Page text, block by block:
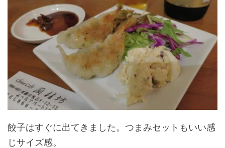
餃子はすぐに出てきました。つまみセットもいい感
じサイズ感。